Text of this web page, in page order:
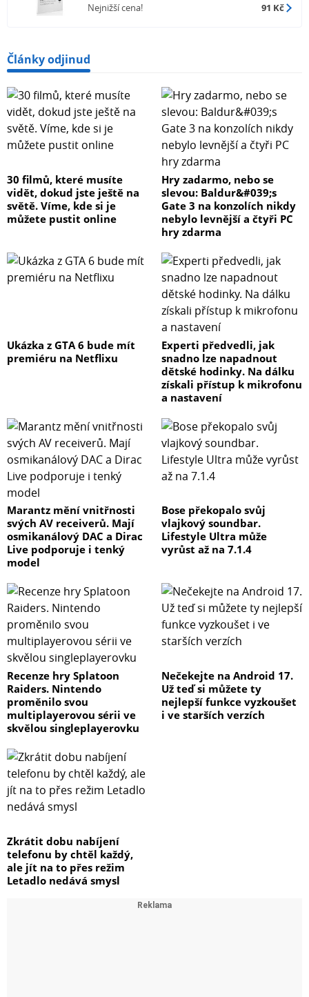
Nejnižší cena! 91 Kč
Články odjinud
30 filmů, které musíte
vidět, dokud jste ještě na
světě. Víme, kde si je
můžete pustit online
Hry zadarmo, nebo se
slevou: Baldur&#039;s
Gate 3 na konzolích nikdy
nebylo levnější a čtyři PC
hry zdarma
Ukázka z GTA 6 bude mít
premiéru na Netflixu
Experti předvedli, jak
snadno lze napadnout
dětské hodinky. Na dálku
získali přístup k mikrofonu
a nastavení
Marantz mění vnitřnosti
svých AV receiverů. Mají
osmikanálový DAC a Dirac
Live podporuje i tenký
model
Bose překopalo svůj
vlajkový soundbar.
Lifestyle Ultra může
vyrůst až na 7.1.4
Recenze hry Splatoon
Raiders. Nintendo
proměnilo svou
multiplayerovou sérii ve
skvělou singleplayerovku
Nečekejte na Android 17.
Už teď si můžete ty
nejlepší funkce vyzkoušet
i ve starších verzích
Zkrátit dobu nabíjení
telefonu by chtěl každý,
ale jít na to přes režim
Letadlo nedává smysl